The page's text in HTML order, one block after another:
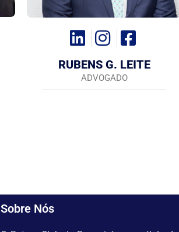
RUBENS G. LEITE
ADVOGADO
Sobre Nós